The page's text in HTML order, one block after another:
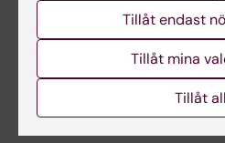
Nyheter
Kalender
Tillåt endast
Tillåt mina
Tillåt